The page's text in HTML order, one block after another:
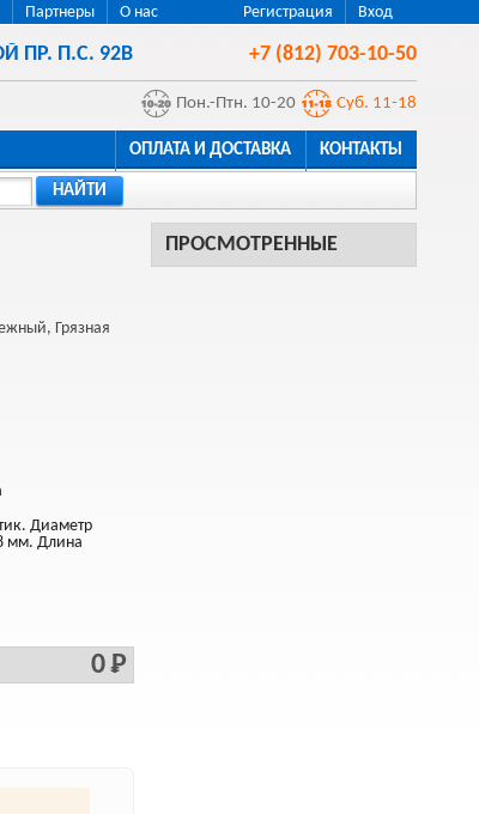
Регистрация Вход
Партнеры
О нас
ПР. П.С. 92В +7 (812) 703-10-50
Пон.-Птн. 10-20 Суб. 11-18
ОПЛАТА И ДОСТАВКА КОНТАКТЫ
НАЙТИ
ПРОСМОТРЕННЫЕ
Грязная
Диаметр
мм. Длина
0 Р